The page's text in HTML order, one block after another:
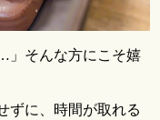
」そんな方にこそ嬉
ずに、時間が取れる